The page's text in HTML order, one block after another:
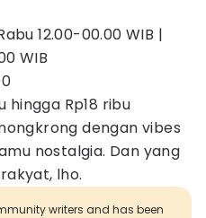
12.00-00.00 WIB |
WIB
hingga Rp18 ribu
dengan vibes
nostalgia. Dan yang
lho.
writers and has been